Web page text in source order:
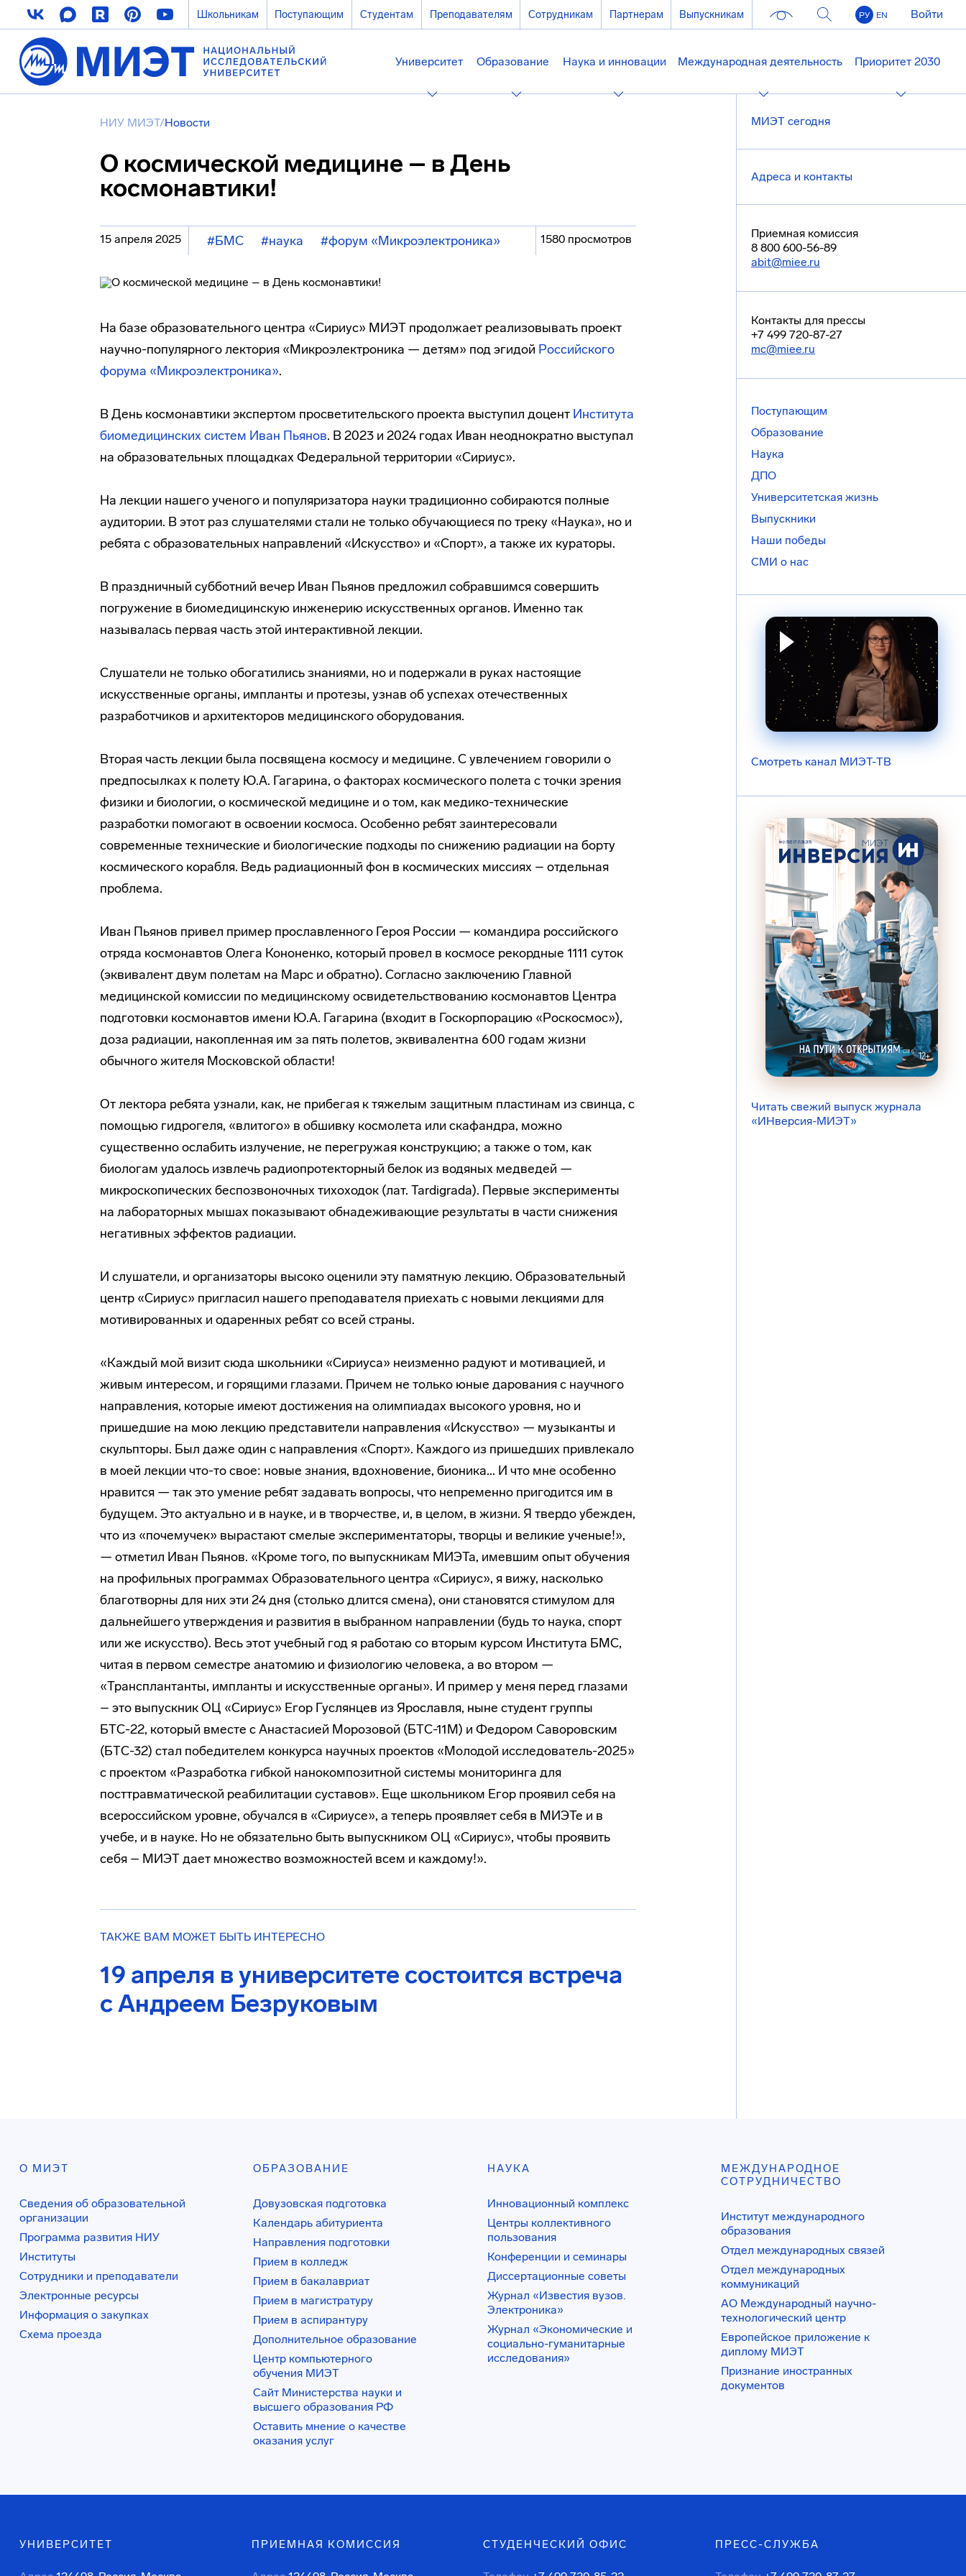
Школьникам Поступающим Студентам Преподавателям Сотрудникам Партнерам Выпускникам РУ EN Войти
Университет Образование Наука и инновации Международная деятельность Приоритет 2030
НИУ МИЭТ/Новости
О космической медицине – в День
космонавтики!
15 апреля 2025 #БМС #наука #форум «Микроэлектроника» 1580 просмотров
На базе образовательного центра «Сириус» МИЭТ продолжает реализовывать проект
научно-популярного лектория «Микроэлектроника — детям» под эгидой Российского
форума «Микроэлектроника».
В День космонавтики экспертом просветительского проекта выступил доцент Института
биомедицинских систем Иван Пьянов. В 2023 и 2024 годах Иван неоднократно выступал
на образовательных площадках Федеральной территории «Сириус».
На лекции нашего ученого и популяризатора науки традиционно собираются полные
аудитории. В этот раз слушателями стали не только обучающиеся по треку «Наука», но и
ребята с образовательных направлений «Искусство» и «Спорт», а также их кураторы.
В праздничный субботний вечер Иван Пьянов предложил собравшимся совершить
погружение в биомедицинскую инженерию искусственных органов. Именно так
называлась первая часть этой интерактивной лекции.
Слушатели не только обогатились знаниями, но и подержали в руках настоящие
искусственные органы, импланты и протезы, узнав об успехах отечественных
разработчиков и архитекторов медицинского оборудования.
Вторая часть лекции была посвящена космосу и медицине. С увлечением говорили о
предпосылках к полету Ю.А. Гагарина, о факторах космического полета с точки зрения
физики и биологии, о космической медицине и о том, как медико-технические
разработки помогают в освоении космоса. Особенно ребят заинтересовали
современные технические и биологические подходы по снижению радиации на борту
космического корабля. Ведь радиационный фон в космических миссиях – отдельная
проблема.
Иван Пьянов привел пример прославленного Героя России — командира российского
отряда космонавтов Олега Кононенко, который провел в космосе рекордные 1111 суток
(эквивалент двум полетам на Марс и обратно). Согласно заключению Главной
медицинской комиссии по медицинскому освидетельствованию космонавтов Центра
подготовки космонавтов имени Ю.А. Гагарина (входит в Госкорпорацию «Роскосмос»),
доза радиации, накопленная им за пять полетов, эквивалентна 600 годам жизни
обычного жителя Московской области!
От лектора ребята узнали, как, не прибегая к тяжелым защитным пластинам из свинца, с
помощью гидрогеля, «влитого» в обшивку космолета или скафандра, можно
существенно ослабить излучение, не перегружая конструкцию; а также о том, как
биологам удалось извлечь радиопротекторный белок из водяных медведей —
микроскопических беспозвоночных тихоходок (лат. Tardigrada). Первые эксперименты
на лабораторных мышах показывают обнадеживающие результаты в части снижения
негативных эффектов радиации.
И слушатели, и организаторы высоко оценили эту памятную лекцию. Образовательный
центр «Сириус» пригласил нашего преподавателя приехать с новыми лекциями для
мотивированных и одаренных ребят со всей страны.
«Каждый мой визит сюда школьники «Сириуса» неизменно радуют и мотивацией, и
живым интересом, и горящими глазами. Причем не только юные дарования с научного
направления, которые имеют достижения на олимпиадах высокого уровня, но и
пришедшие на мою лекцию представители направления «Искусство» — музыканты и
скульпторы. Был даже один с направления «Спорт». Каждого из пришедших привлекало
в моей лекции что-то свое: новые знания, вдохновение, бионика... И что мне особенно
нравится — так это умение ребят задавать вопросы, что непременно пригодится им в
будущем. Это актуально и в науке, и в творчестве, и, в целом, в жизни. Я твердо убежден,
что из «почемучек» вырастают смелые экспериментаторы, творцы и великие ученые!»,
— отметил Иван Пьянов. «Кроме того, по выпускникам МИЭТа, имевшим опыт обучения
на профильных программах Образовательного центра «Сириус», я вижу, насколько
благотворны для них эти 24 дня (столько длится смена), они становятся стимулом для
дальнейшего утверждения и развития в выбранном направлении (будь то наука, спорт
или же искусство). Весь этот учебный год я работаю со вторым курсом Института БМС,
читая в первом семестре анатомию и физиологию человека, а во втором —
«Трансплантанты, импланты и искусственные органы». И пример у меня перед глазами
– это выпускник ОЦ «Сириус» Егор Гуслянцев из Ярославля, ныне студент группы
БТС-22, который вместе с Анастасией Морозовой (БТС-11М) и Федором Саворовским
(БТС-32) стал победителем конкурса научных проектов «Молодой исследователь-2025»
с проектом «Разработка гибкой нанокомпозитной системы мониторинга для
посттравматической реабилитации суставов». Еще школьником Егор проявил себя на
всероссийском уровне, обучался в «Сириусе», а теперь проявляет себя в МИЭТе и в
учебе, и в науке. Но не обязательно быть выпускником ОЦ «Сириус», чтобы проявить
себя – МИЭТ дает множество возможностей всем и каждому!».
ТАКЖЕ ВАМ МОЖЕТ БЫТЬ ИНТЕРЕСНО
19 апреля в университете состоится встреча
с Андреем Безруковым
МИЭТ сегодня
Адреса и контакты
Приемная комиссия
8 800 600-56-89
abit@miee.ru
Контакты для прессы
+7 499 720-87-27
mc@miee.ru
Поступающим
Образование
Наука
ДПО
Университетская жизнь
Выпускники
Наши победы
СМИ о нас
Смотреть канал МИЭТ-ТВ
Читать свежий выпуск журнала
«ИНверсия-МИЭТ»
О МИЭТ
Сведения об образовательной
организации
Программа развития НИУ
Институты
Сотрудники и преподаватели
Электронные ресурсы
Информация о закупках
Схема проезда
ОБРАЗОВАНИЕ
Довузовская подготовка
Календарь абитуриента
Направления подготовки
Прием в колледж
Прием в бакалавриат
Прием в магистратуру
Прием в аспирантуру
Дополнительное образование
Центр компьютерного
обучения МИЭТ
Сайт Министерства науки и
высшего образования РФ
Оставить мнение о качестве
оказания услуг
НАУКА
Инновационный комплекс
Центры коллективного
пользования
Конференции и семинары
Диссертационные советы
Журнал «Известия вузов.
Электроника»
Журнал «Экономические и
социально-гуманитарные
исследования»
МЕЖДУНАРОДНОЕ
СОТРУДНИЧЕСТВО
Институт международного
образования
Отдел международных связей
Отдел международных
коммуникаций
АО Международный научно-
технологический центр
Европейское приложение к
диплому МИЭТ
Признание иностранных
документов
УНИВЕРСИТЕТ ПРИЕМНАЯ КОМИССИЯ СТУДЕНЧЕСКИЙ ОФИС ПРЕСС-СЛУЖБА